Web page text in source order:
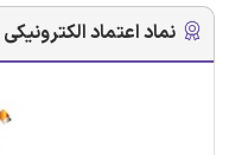
نماد اعتماد الکترونیکی